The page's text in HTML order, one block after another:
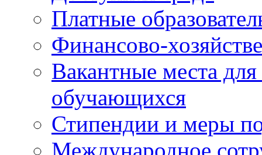
Платные
Финансово-
Вакантные места
обучающихся
Стипендии и меры